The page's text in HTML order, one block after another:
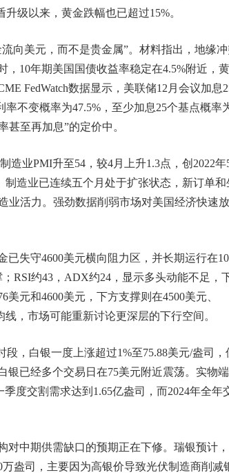
级以来，黄金跌幅也已超过15%。
向美元，而不是贵金属”。材料指出，地缘冲
10年期美国国债收益率稳定在4.5%附近，黄
FedWatch数据显示，美联储12月会议加息
不变概率为47.5%，至少加息25个基点概率
甚至再加息”的定价中。
造业PMI升至54，较4月上升1.3点，创2022年
制造业已连续五个月处于扩张状态，新订单和
业活力。强劲数据削弱市场对美国经济快速放
失守4600美元横向阻力区，并长期运行在
RSI约43，ADX约24，显示多头动能不足，
元和4600美元，下方支撑则在4500美元、
，市场可能重新讨论更深层的下行空间。
，白银一度上涨超过1%至75.88美元/盎司，
银已经多个交易日在75美元附近震荡。实物
度交割需求达到1.65亿盎司，而2024年全年
中期供需缺口的预期正在下修。瑞银预计，
盎司，主要因为高银价导致光伏制造商削减